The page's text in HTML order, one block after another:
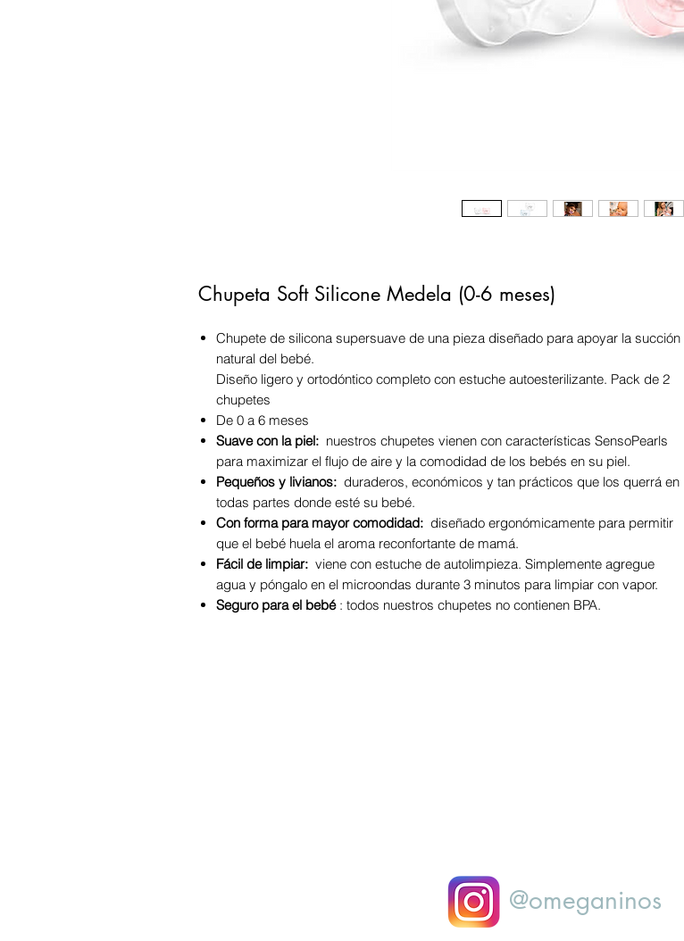
Chupeta Soft Silicone Medela (0-6 meses)
Chupete de silicona supersuave de una pieza diseñado para apoyar la succión
natural del bebé.
Diseño ligero y ortodóntico completo con estuche autoesterilizante. Pack de 2
chupetes
De 0 a 6 meses
Suave con la piel: nuestros chupetes vienen con características SensoPearls
para maximizar el flujo de aire y la comodidad de los bebés en su piel.
Pequeños y livianos: duraderos, económicos y tan prácticos que los querrá en
todas partes donde esté su bebé.
Con forma para mayor comodidad: diseñado ergonómicamente para permitir
que el bebé huela el aroma reconfortante de mamá.
Fácil de limpiar: viene con estuche de autolimpieza. Simplemente agregue
agua y póngalo en el microondas durante 3 minutos para limpiar con vapor.
Seguro para el bebé: todos nuestros chupetes no contienen BPA.
@omeganinos